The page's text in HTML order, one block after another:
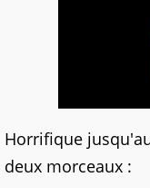
Horrifique
deux morceaux :